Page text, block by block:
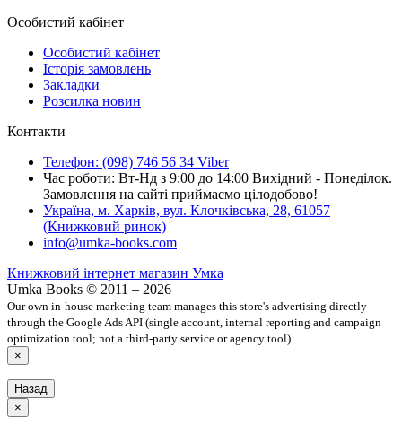
Особистий кабінет
Особистий кабінет
Історія замовлень
Закладки
Розсилка новин
Контакти
Телефон: (098) 746 56 34 Viber
Час роботи: Вт-Нд з 9:00 до 14:00 Вихідний - Понеділок.
Замовлення на сайті приймаємо цілодобово!
Україна, м. Харків, вул. Клочківська, 28, 61057
(Книжковий ринок)
info@umka-books.com
Книжковий інтернет магазин Умка
Umka Books © 2011 – 2026
Our own in-house marketing team manages this store's advertising directly
through the Google Ads API (single account, internal reporting and campaign
optimization tool; not a third-party service or agency tool).
×
Назад
×